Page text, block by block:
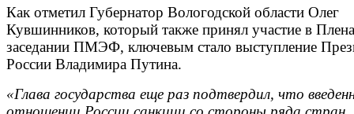
Как отметил Губернатор Вологодской области Олег
Кувшинников, который также принял участие в
заседании ПМЭФ, ключевым стало выступление
России Владимира Путина.
«Глава государства еще раз подтвердил, что